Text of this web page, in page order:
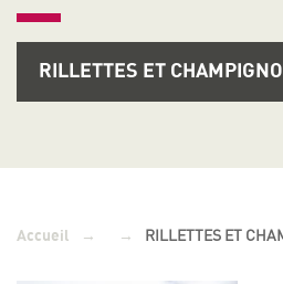
RILLETTES ET
Accueil → → RILLETTES ET